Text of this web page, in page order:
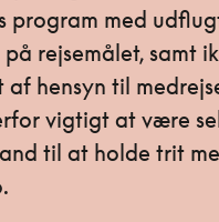
program med
rejsemålet, samt
af hensyn til
vigtigt at være
til at holde trit